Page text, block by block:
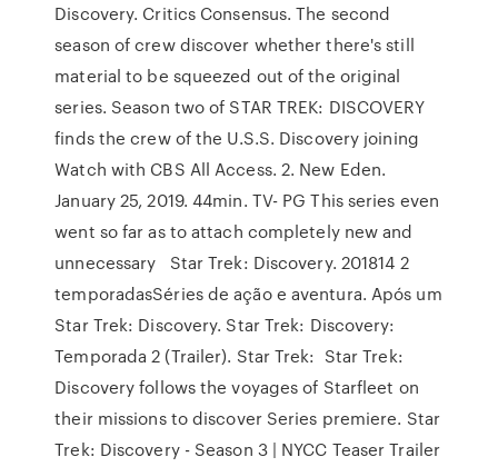
Discovery. Critics Consensus. The second
season of crew discover whether there's still
material to be squeezed out of the original
series. Season two of STAR TREK: DISCOVERY
finds the crew of the U.S.S. Discovery joining
Watch with CBS All Access. 2. New Eden.
January 25, 2019. 44min. TV- PG This series even
went so far as to attach completely new and
unnecessary Star Trek: Discovery. 201814 2
temporadasSéries de ação e aventura. Após um
Star Trek: Discovery. Star Trek: Discovery:
Temporada 2 (Trailer). Star Trek: Star Trek:
Discovery follows the voyages of Starfleet on
their missions to discover Series premiere. Star
Trek: Discovery - Season 3 | NYCC Teaser Trailer